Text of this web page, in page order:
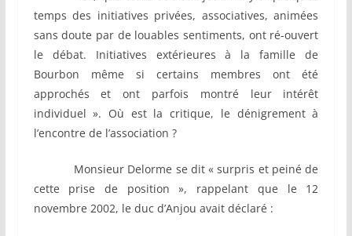
temps des initiatives privées, associatives, animées
sans doute par de louables sentiments, ont ré-ouvert
le débat. Initiatives extérieures à la famille de
Bourbon même si certains membres ont été
approchés et ont parfois montré leur intérêt
individuel ». Où est la critique, le dénigrement à
l’encontre de l’association ?
Monsieur Delorme se dit « surpris et peiné de
cette prise de position », rappelant que le 12
novembre 2002, le duc d’Anjou avait déclaré :